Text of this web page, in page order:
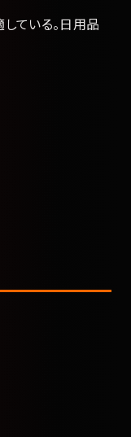
ている。日用品